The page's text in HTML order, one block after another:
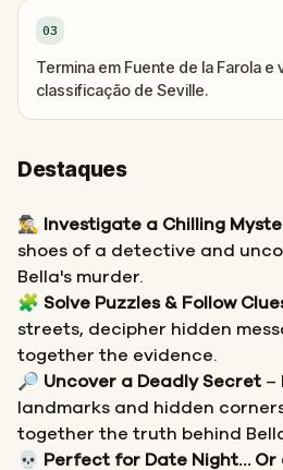
03
Termina em Fuente de la Farola e
classificação de Seville.
Destaques
🕵️‍♂️ Investigate a Chilling
shoes of a detective and
Bella's murder.
🧩 Solve Puzzles & Follow
streets, decipher hidden
together the evidence.
🔎 Uncover a Deadly Secret –
landmarks and hidden
together the truth behind
💀
Perfect for Date Night… Or